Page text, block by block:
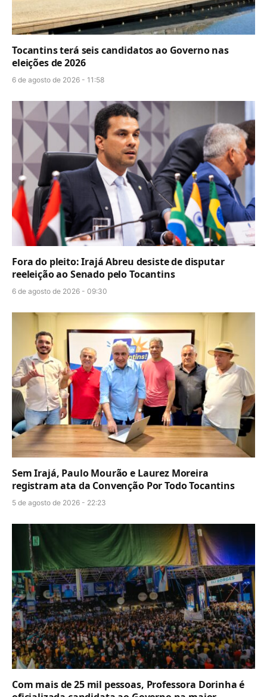
Tocantins terá seis candidatos ao Governo nas
eleições de 2026
6 de agosto de 2026 - 11:58
Fora do pleito: Irajá Abreu desiste de disputar
reeleição ao Senado pelo Tocantins
6 de agosto de 2026 - 09:30
Sem Irajá, Paulo Mourão e Laurez Moreira
registram ata da Convenção Por Todo Tocantins
5 de agosto de 2026 - 22:23
Com mais de 25 mil pessoas, Professora Dorinha é